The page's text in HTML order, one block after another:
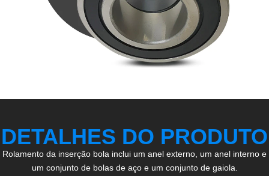
DETALHES DO PRODUTO
Rolamento da inserção bola inclui um anel externo, um anel interno e
um conjunto de bolas de aço e um conjunto de gaiola.